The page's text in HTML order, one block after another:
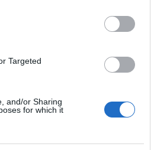
Targeted
and/or Sharing
for which it
Google News
εκφράζουν τους συντάκτες
η αναδημοσίευση χωρίς
νομικά μέτρα. Ο ιστότοπος
τα οποία εκφράζουν μόνο το